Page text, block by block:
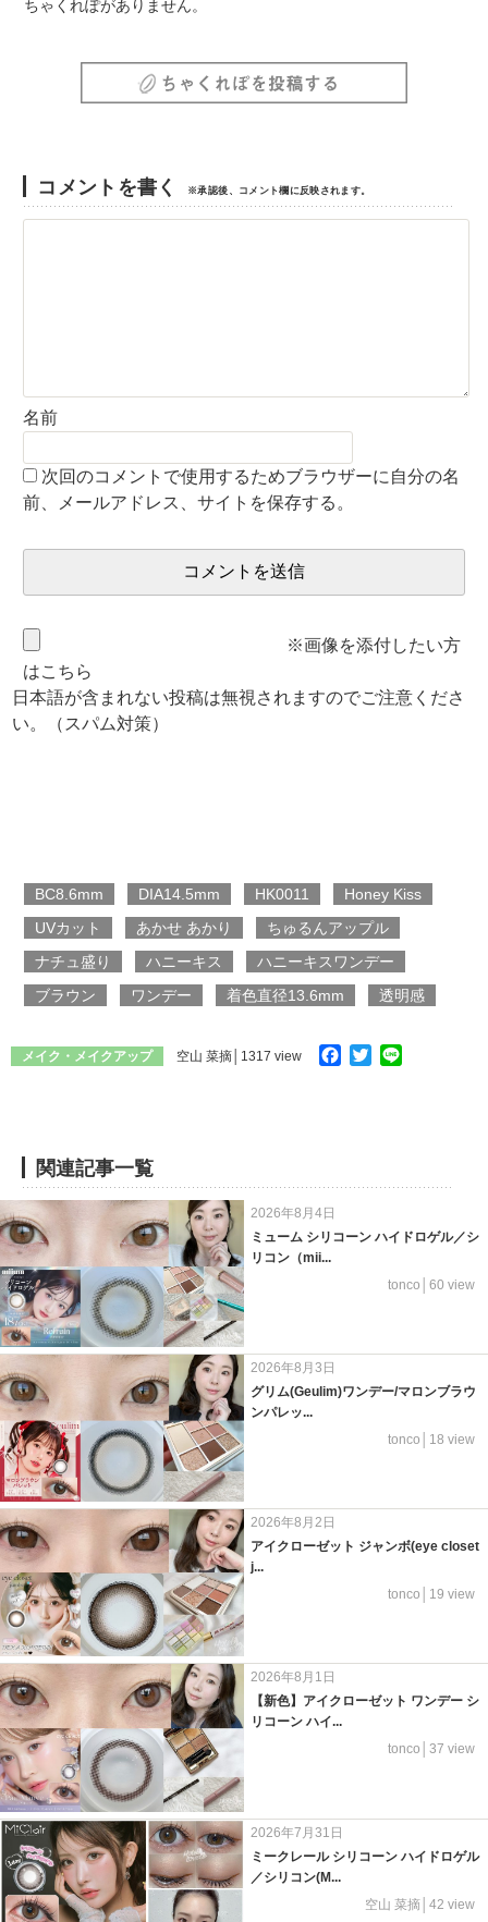
ちゃくれぽがありません。
コメントを書く ※承認後、コメント欄に反映されます。
名前
次回のコメントで使用するためブラウザーに自分の名
前、メールアドレス、サイトを保存する。
※画像を添付したい方
はこちら
日本語が含まれない投稿は無視されますのでご注意くださ
い。（スパム対策）
BC8.6mm DIA14.5mm HK0011
Honey Kiss
UVカット
あかせ あかり
ちゅるんアップル
ナチュ盛り
ハニーキス
ハニーキスワンデー
ブラウン
ワンデー 着色直径13.6mm 透明感
メイク・メイクアップ 空山 菜摘 │1317 view Facebook
Twitter
関連記事一覧
2026年8月4日
ミューム シリコーン ハイドロゲル／シ
リコン（mii...
tonco│60 view
2026年8月3日
グリム(Geulim)ワンデー/マロンブラウ
ンパレッ...
tonco│18 view
2026年8月2日
アイクローゼット ジャンボ(eye closet
j...
tonco│19 view
2026年8月1日
【新色】アイクローゼット ワンデー シ
リコーン ハイ...
tonco│37 view
2026年7月31日
ミークレール シリコーン ハイドロゲル
／シリコン(M...
空山 菜摘│42 view